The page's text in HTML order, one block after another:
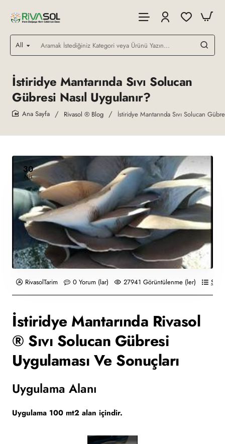
All
Aramak
İstediğiniz
veya
Ürünü
Yazın...
İstiridye Mantarında Sıvı Solucan
Gübresi Nasıl Uygulanır?
Rivasol ® Blog İstiridye Mantarında Sıvı Solucan
30
Nis
RivasolTarim 0 Yorum (lar) 27941 Görüntülenme (ler)
İstiridye Mantarında Rivasol
® Sıvı Solucan Gübresi
Uygulaması Ve Sonuçları
Uygulama Alanı
Uygulama 100 mt2 alan içindir.